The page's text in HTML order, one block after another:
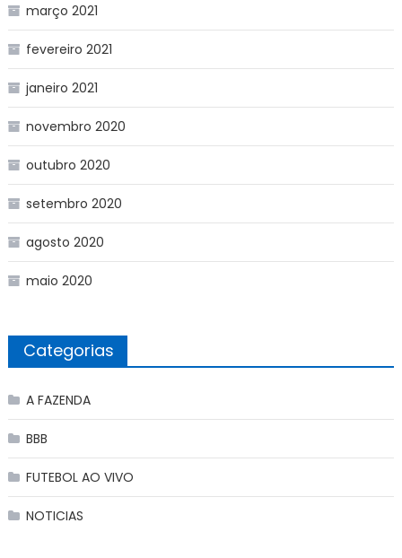
março 2021
fevereiro 2021
janeiro 2021
novembro 2020
outubro 2020
setembro 2020
agosto 2020
maio 2020
Categorias
A FAZENDA
BBB
FUTEBOL AO VIVO
NOTICIAS